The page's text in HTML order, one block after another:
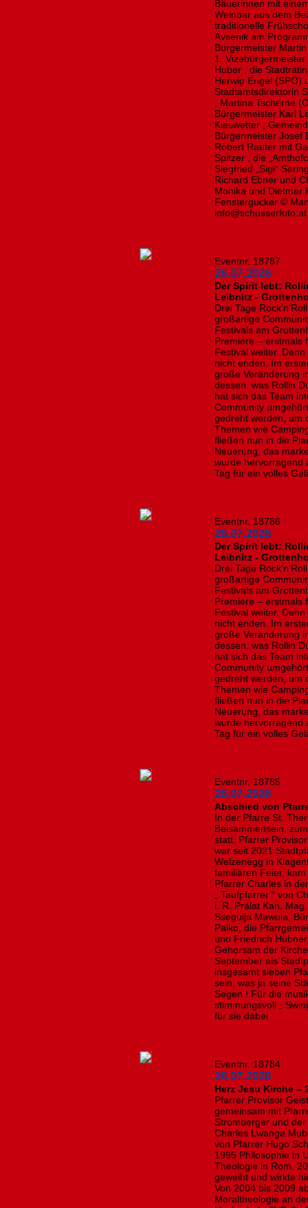
Bäuerinnen mit
Weinbar aus dem
traditionelle
Avsenik am
Bürgermeister
1.
Huber , die
Herwig Engel (SPÖ)
Stadtamtsdirektorin
, Martina Tscherne
Bürgermeister Karl
Kieswetter ,
Bürgermeister Josef
Robert Rauter mit
Spitzer , die
Siegfried „Sigi“
Richard Ebner und
Monika und Dietmar
Fenstergucker ©
Eventnr. 18787
26.07.2026
Der Spirit lebt:
Leibnitz -
Drei Tage
großartige
Festivals am
Premiere – erstmals
Festival weiter.
nicht enden. Im
große Veränderung
dessen, was Rollin
hat sich das Team
Community
gedreht werden, um
Themen wie
fließen nun in die
Neuerung, das
wurde hervorragend
Tag für ein volles
Eventnr. 18786
26.07.2026
​Der Spirit lebt:
Leibnitz -
Drei Tage
großartige
Festivals am
Premiere – erstmals
Festival weiter.
nicht enden. Im
große Veränderung
dessen, was Rollin
hat sich das Team
Community
gedreht werden, um
Themen wie
fließen nun in die
Neuerung, das
wurde hervorragend
Tag für ein volles
Eventnr. 18785
26.07.2026
Abschied von
In der Pfarre St.
Beisammensein,
statt. Pfarrer
war seit 2021
Welzenegg in
familiären Feier,
Pfarrer Charles in
„ Taufpfarrer “ von
i. R. Prälat Kan.
Sseguija Mawula,
Palko, die
und Friedrich
Gehorsam der
September als
insgesamt sieben
sein, was ja seine
Segen ! Für die
stimmungsvoll „
für sie dabei
Eventnr. 18784
26.07.2026
Herz Jesu Kirche –
Pfarrer Provisor
gemeinsam mit
Stromberger und
Charles Lwanga
von Pfarrer Hugo
1995 Philosophie in
Theologie in Rom.
geweiht und wirkte
Von 2004 bis 2009
Moraltheologie an